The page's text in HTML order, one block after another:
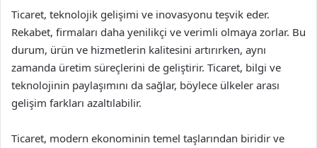
Ticaret, teknolojik gelişimi ve inovasyonu teşvik eder.
Rekabet, firmaları daha yenilikçi ve verimli olmaya zorlar. Bu
durum, ürün ve hizmetlerin kalitesini artırırken, aynı
zamanda üretim süreçlerini de geliştirir. Ticaret, bilgi ve
teknolojinin paylaşımını da sağlar, böylece ülkeler arası
gelişim farkları azaltılabilir.
Ticaret, modern ekonominin temel taşlarından biridir ve